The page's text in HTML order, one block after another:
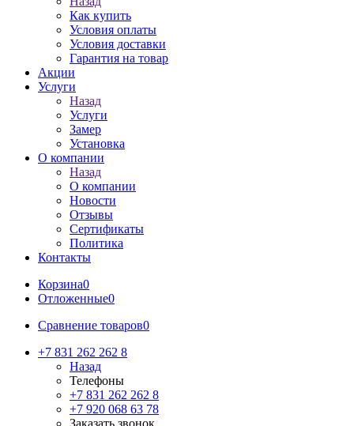
Как купить
Условия оплаты
Условия доставки
Гарантия на товар
Акции
Услуги
Назад
Услуги
Замер
Установка
О компании
Назад
О компании
Новости
Отзывы
Сертификаты
Политика
Контакты
Корзина0
Отложенные0
Сравнение товаров0
+7 831 262 262 8
Назад
Телефоны
+7 831 262 262 8
+7 920 068 63 78
Заказать звонок